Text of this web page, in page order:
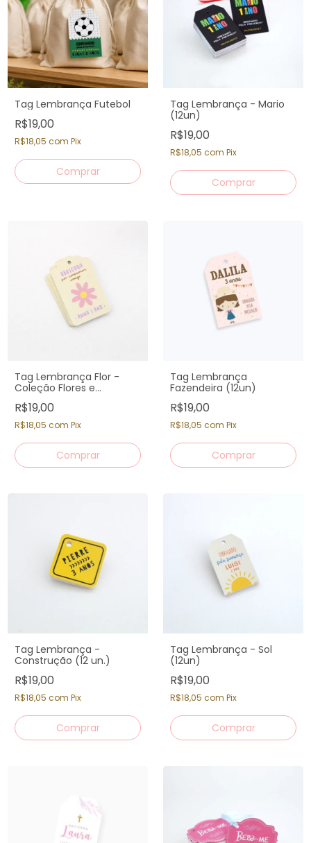
Tag Lembrança Futebol
R$19,00
R$18,05 com Pix
Tag Lembrança - Mario
(12un)
R$19,00
R$18,05 com Pix
Tag Lembrança Flor -
Coleção Flores e
Borboletas - 12 unidades
R$19,00
R$18,05 com Pix
Tag Lembrança
Fazendeira (12un)
R$19,00
R$18,05 com Pix
Tag Lembrança -
Construção (12 un.)
R$19,00
R$18,05 com Pix
Tag Lembrança - Sol
(12un)
R$19,00
R$18,05 com Pix